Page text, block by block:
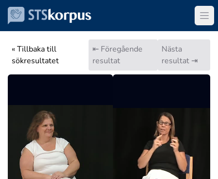
« Tillbaka till
sökresultatet
⇤ Föregående
resultat
Nästa
resultat ⇥